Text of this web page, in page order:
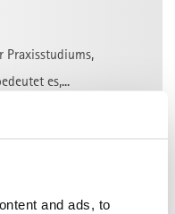
and ads, to
Praxisstudiums,
es,...
im Wandel Prof.